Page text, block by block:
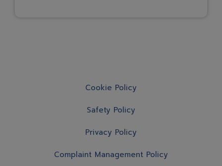
Cookie Policy
Safety Policy
Privacy Policy
Complaint Management Policy